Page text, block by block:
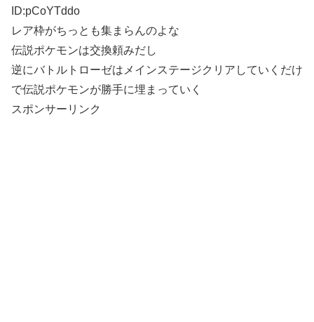
ID:pCoYTddo
レア枠がちっとも集まらんのよな
伝説ポケモンは交換頼みだし
逆にバトルトローゼはメインステージクリアしていくだけ
で伝説ポケモンが勝手に埋まっていく
スポンサーリンク